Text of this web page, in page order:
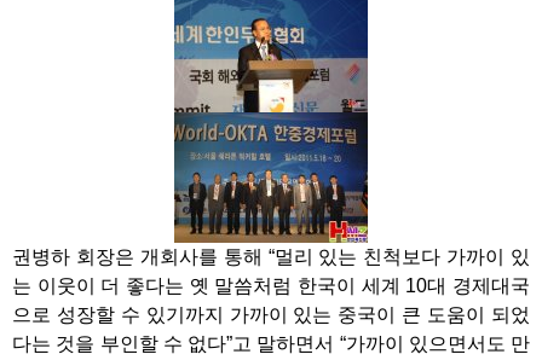
권병하 회장은 개회사를 통해 “멀리 있는 친척보다 가까이 있
는 이웃이 더 좋다는 옛 말씀처럼 한국이 세계 10대 경제대국
으로 성장할 수 있기까지 가까이 있는 중국이 큰 도움이 되었
다는 것을 부인할 수 없다”고 말하면서 “가까이 있으면서도 만